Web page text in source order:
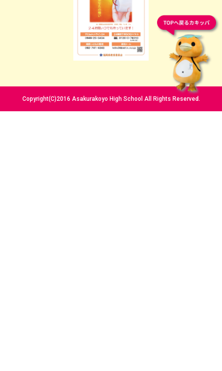
Copyright(C)2016 Asakurakoyo High School All Rights Reserved.